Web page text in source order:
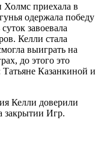
приехала в
одержала победу
завоевала
Келли стала
выиграть на
до этого это
Татьяне Казанкиной и
Келли доверили
закрытии Игр.